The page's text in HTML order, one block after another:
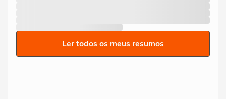
Ler todos os meus resumos